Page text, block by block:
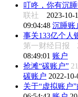
叮咚，你有沉
联社 2023-10-
09:04:48 沉睡账
事关133亿个人
第一财经日报
08:49:01 账户
抢滩“碳账户”
碳账户 2022-
关于“虚拟账户